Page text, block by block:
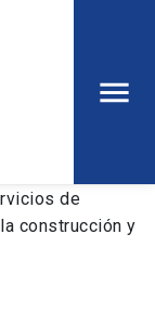
de
construcción y